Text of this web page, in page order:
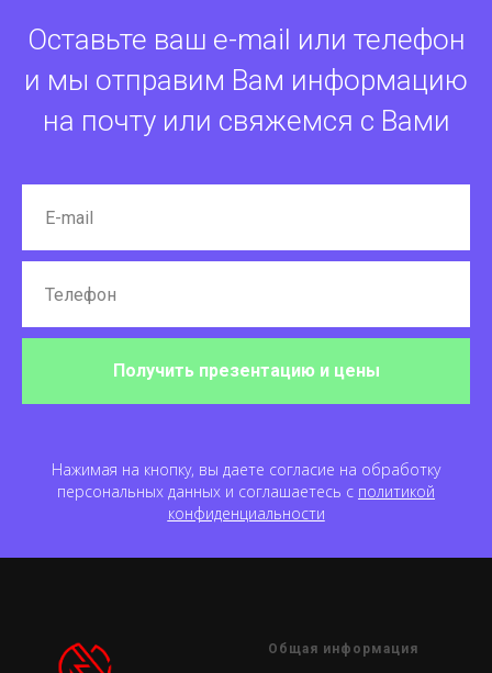
Оставьте ваш e-mail или телефон
и мы отправим Вам информацию
на почту или свяжемся с Вами
Получить презентацию и цены
Нажимая на кнопку, вы даете согласие на обработку
персональных данных и соглашаетесь c политикой
конфиденциальности
Общая информация